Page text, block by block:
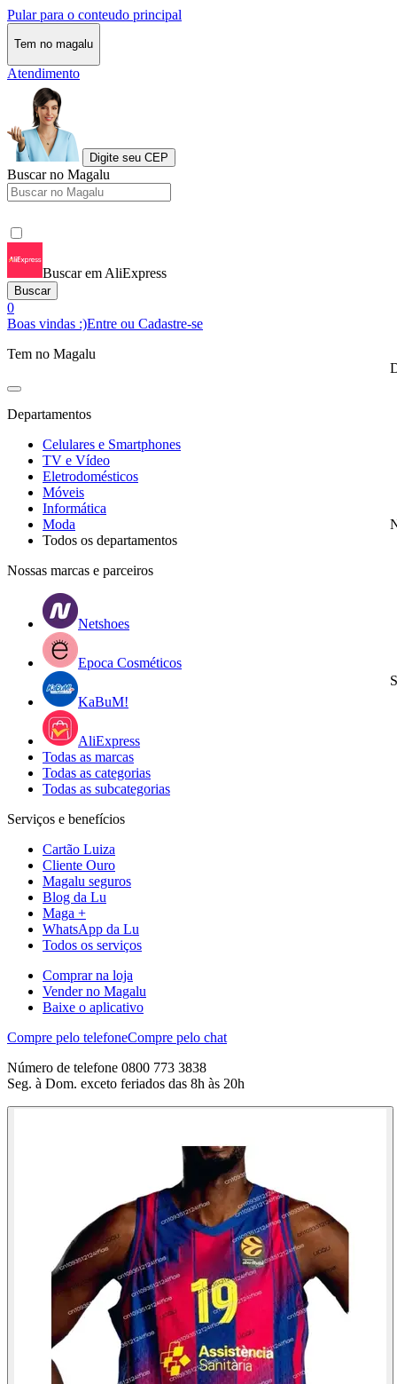
Pular para o conteudo principal
Tem no magalu
Atendimento
Digite seu CEP
Buscar no Magalu
Buscar em AliExpress
Buscar
0
Boas vindas :)Entre ou Cadastre-se
Tem no Magalu
Departamentos
Celulares e Smartphones
TV e Vídeo
Eletrodomésticos
Móveis
Informática
Moda
Todos os departamentos
Nossas marcas e parceiros
Netshoes
Epoca Cosméticos
KaBuM!
AliExpress
Todas as marcas
Todas as categorias
Todas as subcategorias
Serviços e benefícios
Cartão Luiza
Cliente Ouro
Magalu seguros
Blog da Lu
Maga +
WhatsApp da Lu
Todos os serviços
Comprar na loja
Vender no Magalu
Baixe o aplicativo
Compre pelo telefoneCompre pelo chat
Número de telefone 0800 773 3838
Seg. à Dom. exceto feriados das 8h às 20h